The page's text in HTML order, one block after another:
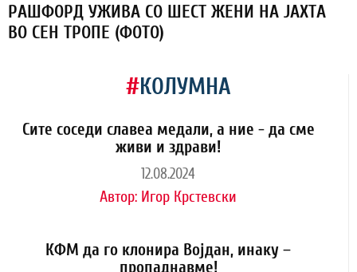
РАШФОРД УЖИВА СО ШЕСТ ЖЕНИ НА ЈАХТА
ВО СЕН ТРОПЕ (ФОТО)
#КОЛУМНА
Сите соседи славеа медали, а ние - да сме
живи и здрави!
12.08.2024
Автор: Игор Крстевски
КФМ да го клонира Војдан, инаку –
пропаднавме!